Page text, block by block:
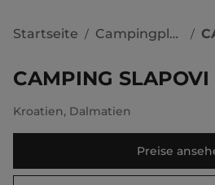
Startseite / Campingplätze /
CAMPING SLAPOVI
Kroatien, Dalmatien
Preise